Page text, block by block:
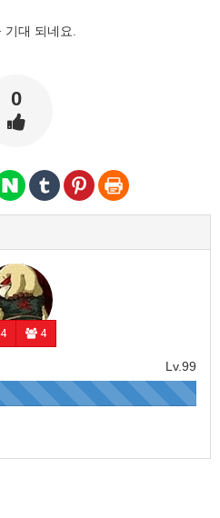
대 되네요.
0
4 4
Lv.99